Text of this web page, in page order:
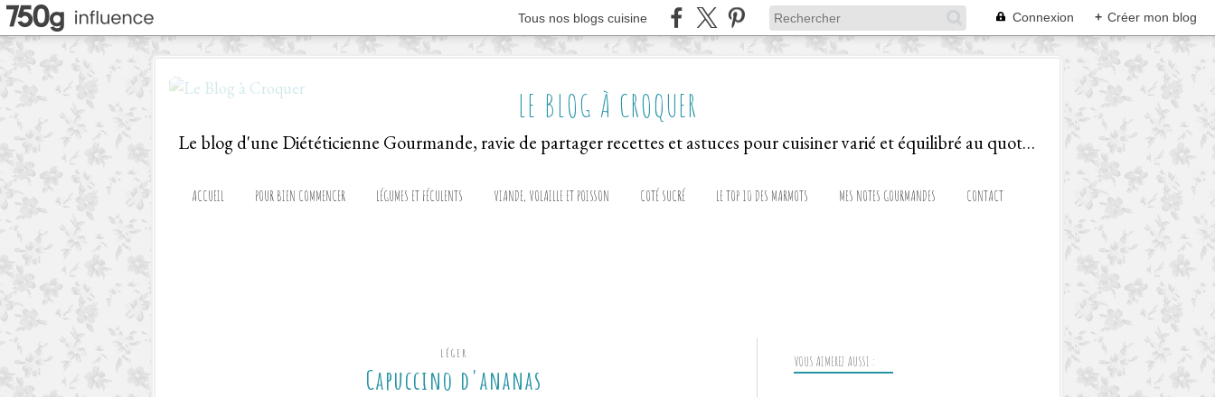
Tous nos blogs cuisine Connexion + Créer mon blog
LE BLOG À CROQUER
Le blog d'une Diététicienne Gourmande, ravie de partager recettes et astuces pour cuisiner varié et équilibré au quotidien!
ACCUEIL POUR BIEN COMMENCER LÉGUMES ET FÉCULENTS VIANDE, VOLAILLE ET POISSON COTÉ SUCRÉ LE TOP 10 DES MARMOTS MES NOTES GOURMANDES CONTACT
LÉGER
Capuccino d'ananas
VOUS AIMEREZ AUSSI :